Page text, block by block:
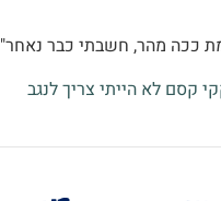
ככה מהר, חשבתי כבר נאחר"
קסם לא הייתי צריך לנגב